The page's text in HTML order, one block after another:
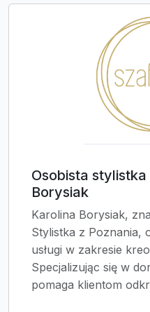
Osobista
Borysiak
Karolina Borysiak,
Stylistka z Poznania,
usługi w zakresie
Specjalizując się w
pomaga klientom